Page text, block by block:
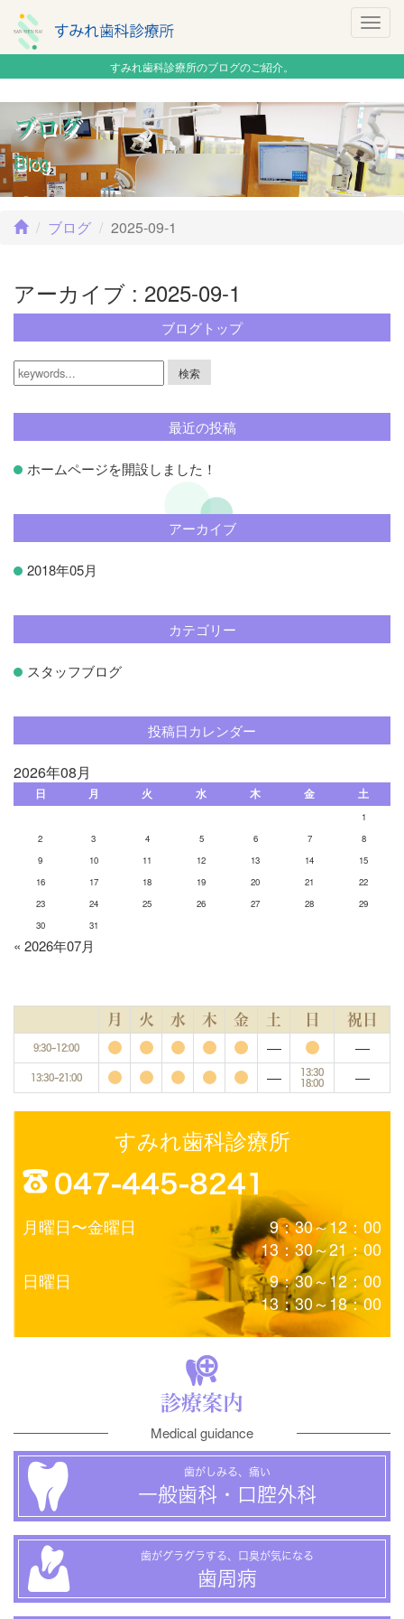
すみれ歯科診療所のブログのご紹介。
ブログ
Blog
ブログ 2025-09-1
アーカイブ : 2025-09-1
ブログトップ
検索
最近の投稿
ホームページを開設しました！
アーカイブ
2018年05月
カテゴリー
スタッフブログ
投稿日カレンダー
2026年08月
日 月 火 水 木 金 土
1
2
3 4 5 6 7
8
9
10 11 12 13 14
15
16
17 18 19 20 21
22
23
24 25 26 27 28
29
30
31
« 2026年07月
月 火 水 木 金 土 日 祝日
9:30~12:00 ― ―
13:30~21:00 ―
13:30
18:00
―
すみれ歯科診療所
047-445-8241
月曜日〜金曜日
9：30～12：00
13：30～21：00
日曜日
9：30～12：00
13：30～18：00
診療案内
Medical guidance
歯がしみる、痛い
一般歯科・口腔外科
歯がグラグラする、口臭が気になる
歯周病